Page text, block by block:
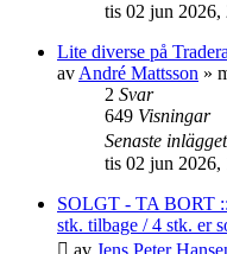
tis 02 jun 2026,
Lite diverse på
av André Mattsson »
2 Svar
649 Visningar
Senaste inlägget
tis 02 jun 2026,
SOLGT - TA BORT
stk. tilbage / 4 stk. er
av Jens Peter